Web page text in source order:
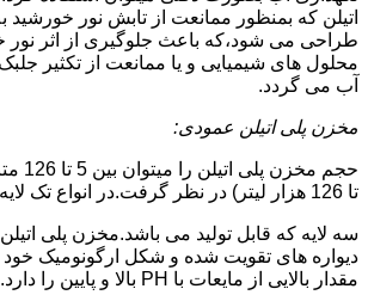
اتیلن که بمنظور ممانعت از تابش نور خورشید
طراحی می شود،که باعث جلوگیری از اثر نور
محلول های شیمیایی و یا ممانعت از تکثیر
آب می گردد.
مخزن پلی اتیلن عمودی:
تا 126 هزار لیتر) در نظر گرفت.در انواع تک لایه،دولایه و
سه لایه که قابل تولید می باشد.مخزن پلی
دیواره های تقویت شده و شکل ارگونومیک خود
مقدار بالایی از مایعات با PH بالا و پایین را دارد.